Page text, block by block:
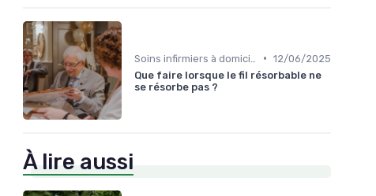
• 12/06/2025
Que faire lorsque le fil résorbable ne
se résorbe pas ?
À lire aussi